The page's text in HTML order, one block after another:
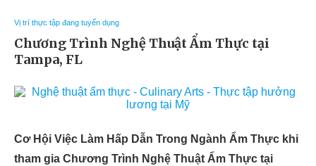
Vị trí thực tập đang tuyển dụng
Chương Trình Nghệ Thuật Ẩm Thực tại
Tampa, FL
Cơ Hội Việc Làm Hấp Dẫn Trong Ngành Ẩm Thực khi
tham gia Chương Trình Nghệ Thuật Ẩm Thực tại